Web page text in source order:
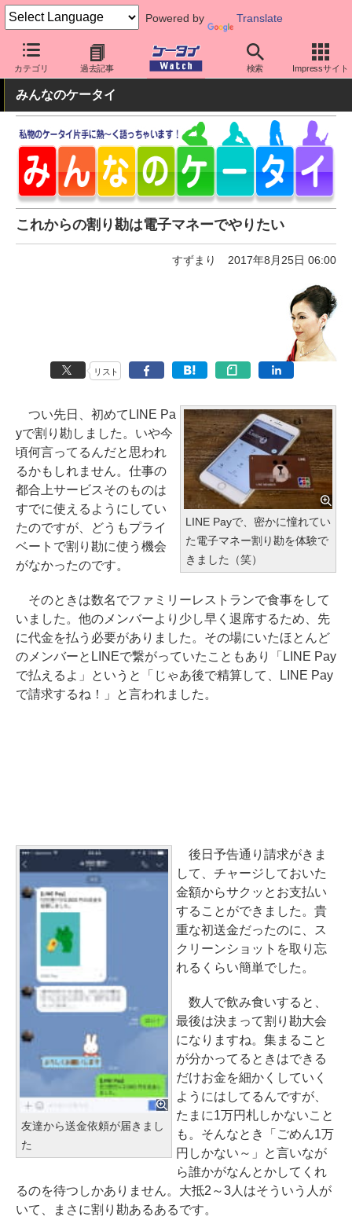
Powered by Translate
カテゴリ 過去記事 検索 Impressサイト
ケータイ Watch アプリ・サービス 決済/金融
みんなのケータイ
これからの割り勘は電子マネーでやりたい
すずまり 2017年8月25日 06:00
リスト
LINE Payで、密かに憧れてい
た電子マネー割り勘を体験で
きました（笑）
つい先日、初めてLINE Pa
yで割り勘しました。いや今
頃何言ってるんだと思われ
るかもしれません。仕事の
都合上サービスそのものは
すでに使えるようにしてい
たのですが、どうもプライ
ベートで割り勘に使う機会
がなかったのです。
そのときは数名でファミリーレストランで食事をして
いました。他のメンバーより少し早く退席するため、先
に代金を払う必要がありました。その場にいたほとんど
のメンバーとLINEで繋がっていたこともあり「LINE Pay
で払えるよ」というと「じゃあ後で精算して、LINE Pay
で請求するね！」と言われました。
友達から送金依頼が届きまし
た
後日予告通り請求がきま
して、チャージしておいた
金額からサクッとお支払い
することができました。貴
重な初送金だったのに、ス
クリーンショットを取り忘
れるくらい簡単でした。
数人で飲み食いすると、
最後は決まって割り勘大会
になりますね。集まること
が分かってるときはできる
だけお金を細かくしていく
ようにはしてるんですが、
たまに1万円札しかないこと
も。そんなとき「ごめん1万
円しかない～」と言いなが
ら誰かがなんとかしてくれ
るのを待つしかありません。大抵2～3人はそういう人が
いて、まさに割り勘あるあるです。